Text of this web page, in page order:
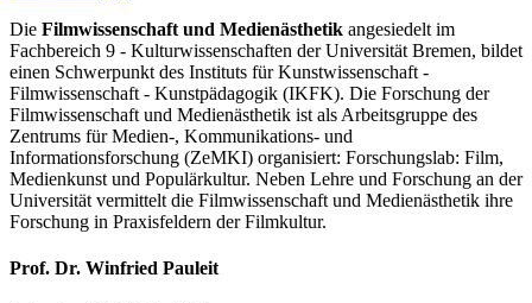
Die Filmwissenschaft und Medienästhetik angesiedelt im
Fachbereich 9 - Kulturwissenschaften der Universität Bremen, bildet
einen Schwerpunkt des Instituts für Kunstwissenschaft -
Filmwissenschaft - Kunstpädagogik (IKFK). Die Forschung der
Filmwissenschaft und Medienästhetik ist als Arbeitsgruppe des
Zentrums für Medien-, Kommunikations- und
Informationsforschung (ZeMKI) organisiert: Forschungslab: Film,
Medienkunst und Populärkultur. Neben Lehre und Forschung an der
Universität vermittelt die Filmwissenschaft und Medienästhetik ihre
Forschung in Praxisfeldern der Filmkultur.
Prof. Dr. Winfried Pauleit